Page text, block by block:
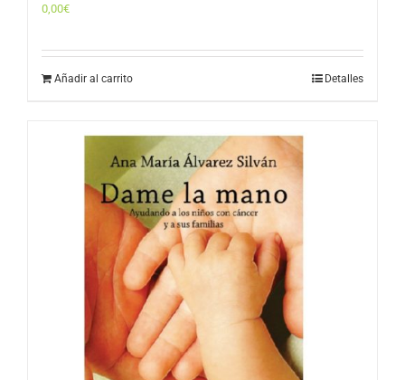
0,00€
Añadir al carrito Detalles